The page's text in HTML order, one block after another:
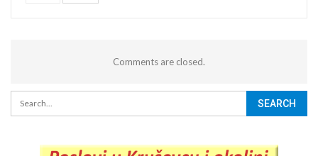
Comments are closed.